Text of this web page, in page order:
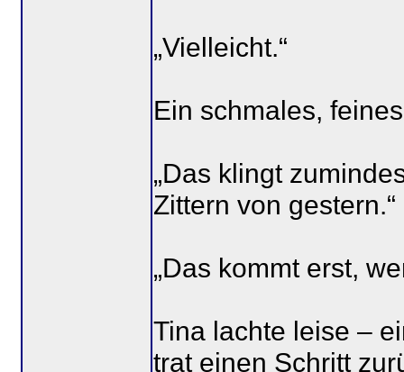
„Vielleicht.“
Ein schmales,
„Das klingt
Zittern von gestern.“
„Das kommt erst,
Tina lachte leise –
trat einen Schritt